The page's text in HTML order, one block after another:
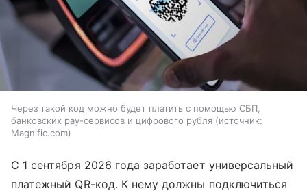
Через такой код можно будет платить с помощью СБП,
банковских pay-сервисов и цифрового рубля
источник:
Magnific.com
С 1 сентября 2026 года заработает универсальный
платежный QR-код. К нему должны подключиться